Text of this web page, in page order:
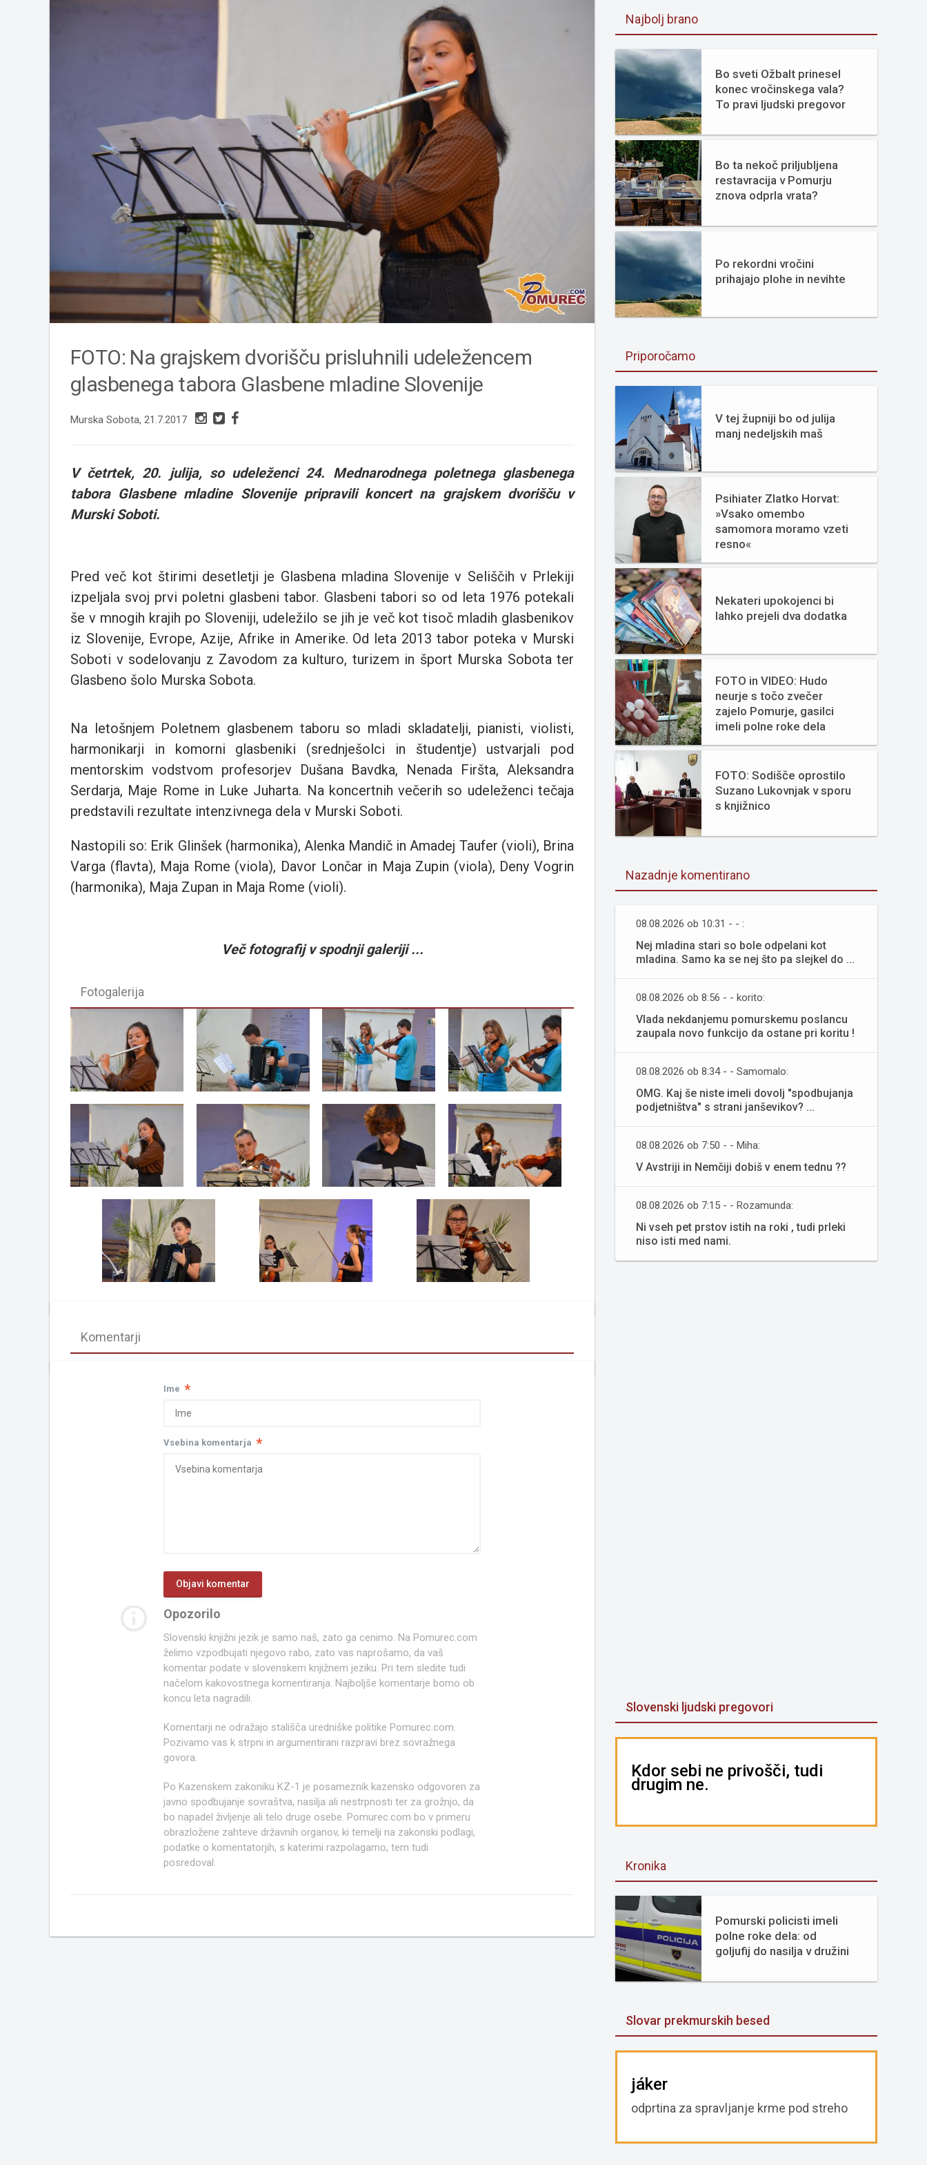
FOTO: Na grajskem dvorišču prisluhnili udeležencem
glasbenega tabora Glasbene mladine Slovenije
Murska Sobota, 21.7.2017
V četrtek, 20. julija, so udeleženci 24. Mednarodnega poletnega glasbenega
tabora Glasbene mladine Slovenije pripravili koncert na grajskem dvorišču v
Murski Soboti.
Pred več kot štirimi desetletji je Glasbena mladina Slovenije v Seliščih v Prlekiji
izpeljala svoj prvi poletni glasbeni tabor. Glasbeni tabori so od leta 1976 potekali
še v mnogih krajih po Sloveniji, udeležilo se jih je več kot tisoč mladih glasbenikov
iz Slovenije, Evrope, Azije, Afrike in Amerike. Od leta 2013 tabor poteka v Murski
Soboti v sodelovanju z Zavodom za kulturo, turizem in šport Murska Sobota ter
Glasbeno šolo Murska Sobota.
Na letošnjem Poletnem glasbenem taboru so mladi skladatelji, pianisti, violisti,
harmonikarji in komorni glasbeniki (srednješolci in študentje) ustvarjali pod
mentorskim vodstvom profesorjev Dušana Bavdka, Nenada Firšta, Aleksandra
Serdarja, Maje Rome in Luke Juharta. Na koncertnih večerih so udeleženci tečaja
predstavili rezultate intenzivnega dela v Murski Soboti.
Nastopili so: Erik Glinšek (harmonika), Alenka Mandič in Amadej Taufer (violi), Brina
Varga (flavta), Maja Rome (viola), Davor Lončar in Maja Zupin (viola), Deny Vogrin
(harmonika), Maja Zupan in Maja Rome (violi).
Več fotografij v spodnji galeriji ...
Fotogalerija
Komentarji
Ime *
Vsebina komentarja *
Opozorilo
Slovenski knjižni jezik je samo naš, zato ga cenimo. Na Pomurec.com
želimo vzpodbujati njegovo rabo, zato vas naprošamo, da vaš
komentar podate v slovenskem knjižnem jeziku. Pri tem sledite tudi
načelom kakovostnega komentiranja. Najboljše komentarje bomo ob
koncu leta nagradili.
Komentarji ne odražajo stališča uredniške politike Pomurec.com.
Pozivamo vas k strpni in argumentirani razpravi brez sovražnega
govora.
Po Kazenskem zakoniku KZ-1 je posameznik kazensko odgovoren za
javno spodbujanje sovraštva, nasilja ali nestrpnosti ter za grožnjo, da
bo napadel življenje ali telo druge osebe. Pomurec.com bo v primeru
obrazložene zahteve državnih organov, ki temelji na zakonski podlagi,
podatke o komentatorjih, s katerimi razpolagamo, tem tudi
posredoval.
Najbolj brano
Bo sveti Ožbalt prinesel
konec vročinskega vala?
To pravi ljudski pregovor
Bo ta nekoč priljubljena
restavracija v Pomurju
znova odprla vrata?
Po rekordni vročini
prihajajo plohe in nevihte
Priporočamo
V tej župniji bo od julija
manj nedeljskih maš
Psihiater Zlatko Horvat:
»Vsako omembo
samomora moramo vzeti
resno«
Nekateri upokojenci bi
lahko prejeli dva dodatka
FOTO in VIDEO: Hudo
neurje s točo zvečer
zajelo Pomurje, gasilci
imeli polne roke dela
FOTO: Sodišče oprostilo
Suzano Lukovnjak v sporu
s knjižnico
Nazadnje komentirano
08.08.2026 ob 10:31 - - :
Nej mladina stari so bole odpelani kot
mladina. Samo ka se nej što pa slejkel do ...
08.08.2026 ob 8:56 - - korito:
Vlada nekdanjemu pomurskemu poslancu
zaupala novo funkcijo da ostane pri koritu !
08.08.2026 ob 8:34 - - Samomalo:
OMG. Kaj še niste imeli dovolj "spodbujanja
podjetništva" s strani janševikov? ...
08.08.2026 ob 7:50 - - Miha:
V Avstriji in Nemčiji dobiš v enem tednu ??
08.08.2026 ob 7:15 - - Rozamunda:
Ni vseh pet prstov istih na roki , tudi prleki
niso isti med nami.
Slovenski ljudski pregovori
Kdor sebi ne privošči, tudi
drugim ne.
Kronika
Pomurski policisti imeli
polne roke dela: od
goljufij do nasilja v družini
Slovar prekmurskih besed
jáker
odprtina za spravljanje krme pod streho